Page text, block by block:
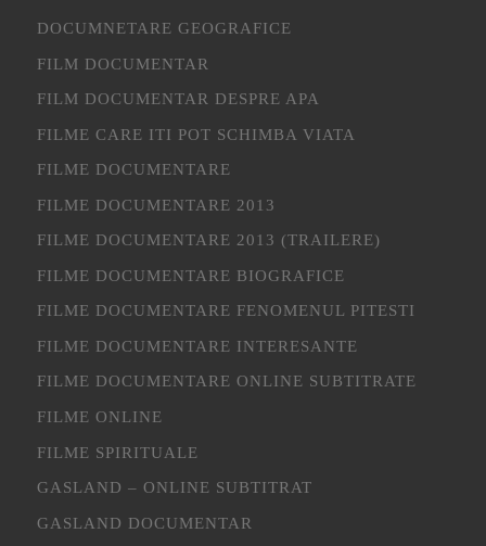
DOCUMNETARE GEOGRAFICE
FILM DOCUMENTAR
FILM DOCUMENTAR DESPRE APA
FILME CARE ITI POT SCHIMBA VIATA
FILME DOCUMENTARE
FILME DOCUMENTARE 2013
FILME DOCUMENTARE 2013 (TRAILERE)
FILME DOCUMENTARE BIOGRAFICE
FILME DOCUMENTARE FENOMENUL PITESTI
FILME DOCUMENTARE INTERESANTE
FILME DOCUMENTARE ONLINE SUBTITRATE
FILME ONLINE
FILME SPIRITUALE
GASLAND – ONLINE SUBTITRAT
GASLAND DOCUMENTAR